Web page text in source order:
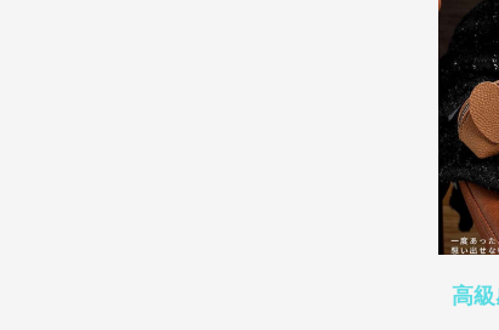
高